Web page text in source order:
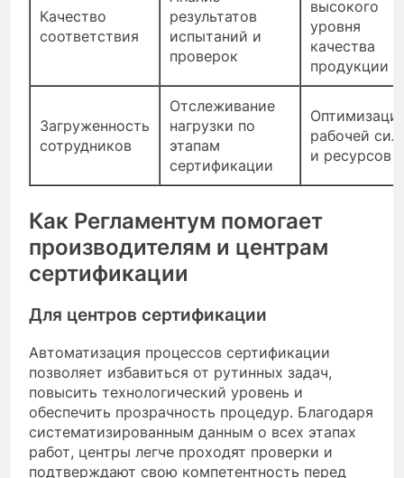
Качество
соответствия
результатов
испытаний и
проверок
высокого
уровня
качества
продукции
Загруженность
сотрудников
Отслеживание
нагрузки по
этапам
сертификации
рабочей
и ресурсов
Как Регламентум помогает
производителям и центрам
сертификации
Для центров сертификации
Автоматизация процессов сертификации
позволяет избавиться от рутинных задач,
повысить технологический уровень и
обеспечить прозрачность процедур. Благодаря
систематизированным данным о всех этапах
работ, центры легче проходят проверки и
подтверждают свою компетентность перед